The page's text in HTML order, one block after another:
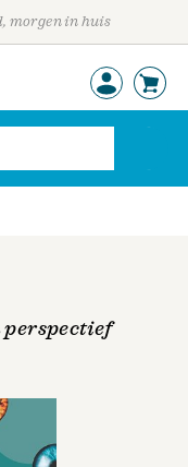
morgen in huis
perspectief